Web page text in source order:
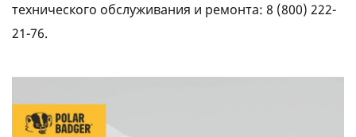
технического обслуживания и ремонта: 8 (800) 222-
21-76.